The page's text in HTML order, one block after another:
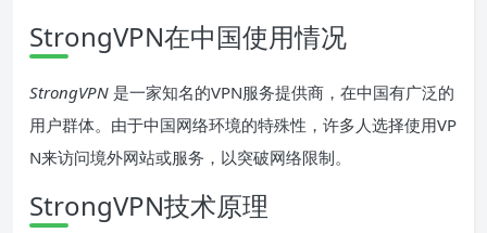
StrongVPN在中国使用情况
StrongVPN 是一家知名的VPN服务提供商，在中国有广泛的
用户群体。由于中国网络环境的特殊性，许多人选择使用VP
N来访问境外网站或服务，以突破网络限制。
StrongVPN技术原理